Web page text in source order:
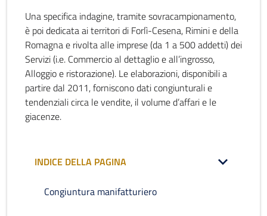
Una specifica indagine, tramite sovracampionamento,
è poi dedicata ai territori di Forlì-Cesena, Rimini e della
Romagna e rivolta alle imprese (da 1 a 500 addetti) dei
Servizi (i.e. Commercio al dettaglio e all’ingrosso,
Alloggio e ristorazione). Le elaborazioni, disponibili a
partire dal 2011, forniscono dati congiunturali e
tendenziali circa le vendite, il volume d’affari e le
giacenze.
INDICE DELLA PAGINA
Congiuntura manifatturiero